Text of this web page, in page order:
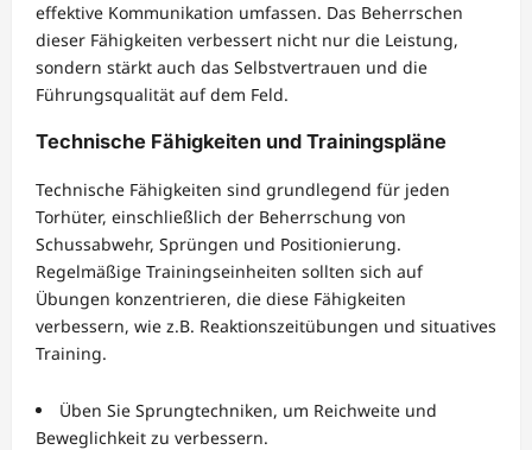
effektive Kommunikation umfassen. Das Beherrschen
dieser Fähigkeiten verbessert nicht nur die Leistung,
sondern stärkt auch das Selbstvertrauen und die
Führungsqualität auf dem Feld.
Technische Fähigkeiten und Trainingspläne
Technische Fähigkeiten sind grundlegend für jeden
Torhüter, einschließlich der Beherrschung von
Schussabwehr, Sprüngen und Positionierung.
Regelmäßige Trainingseinheiten sollten sich auf
Übungen konzentrieren, die diese Fähigkeiten
verbessern, wie z.B. Reaktionszeitübungen und situatives
Training.
Üben Sie Sprungtechniken, um Reichweite und
Beweglichkeit zu verbessern.